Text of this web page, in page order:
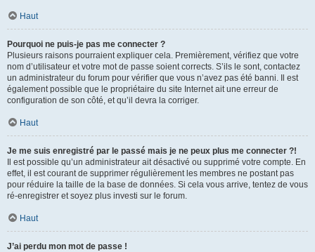
Haut
Pourquoi ne puis-je pas me connecter ?
Plusieurs raisons pourraient expliquer cela. Premièrement, vérifiez que votre
nom d’utilisateur et votre mot de passe soient corrects. S’ils le sont, contactez
un administrateur du forum pour vérifier que vous n’avez pas été banni. Il est
également possible que le propriétaire du site Internet ait une erreur de
configuration de son côté, et qu’il devra la corriger.
Haut
Je me suis enregistré par le passé mais je ne peux plus me connecter ?!
Il est possible qu’un administrateur ait désactivé ou supprimé votre compte. En
effet, il est courant de supprimer régulièrement les membres ne postant pas
pour réduire la taille de la base de données. Si cela vous arrive, tentez de vous
ré-enregistrer et soyez plus investi sur le forum.
Haut
J’ai perdu mon mot de passe !